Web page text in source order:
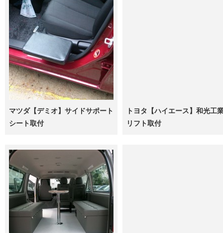
マツダ【デミオ】サイドサポート
シート取付
トヨタ【ハイエース】和光工
リフト取付